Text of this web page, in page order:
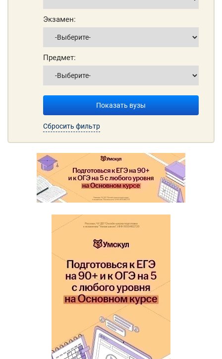
Экзамен:
Предмет:
Показать вузы
Сбросить фильтр